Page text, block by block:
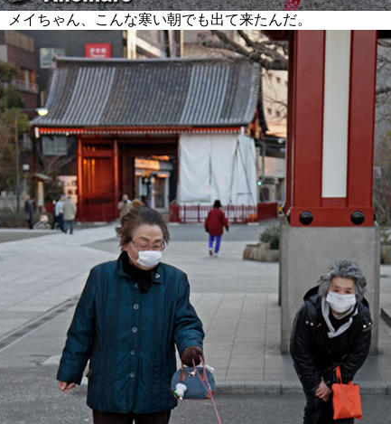
メイちゃん、こんな寒い朝でも出て来たんだ。